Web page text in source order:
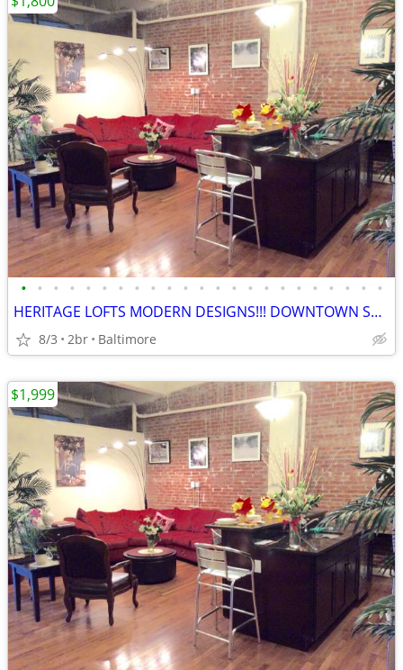
• • • • • • • • • • • • • • • • • • • • • • •
HERITAGE LOFTS MODERN DESIGNS!!! DOWNTOWN SPECIAL PRICING! 21201
8/3 2br Baltimore
$1,999